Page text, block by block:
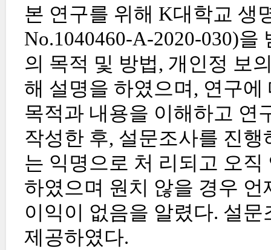
본 연구를 위해 K대학교 생
No.1040460-A-2020-030)
의 목적 및 방법, 개인정 보
해 설명을 하였으며, 연구
목적과 내용을 이해하고 연
작성한 후, 설문조사를 진
는 익명으로 처 리되고 오
하였으며 원치 않을 경우
이익이 없음을 알렸다. 설
제공하였다.